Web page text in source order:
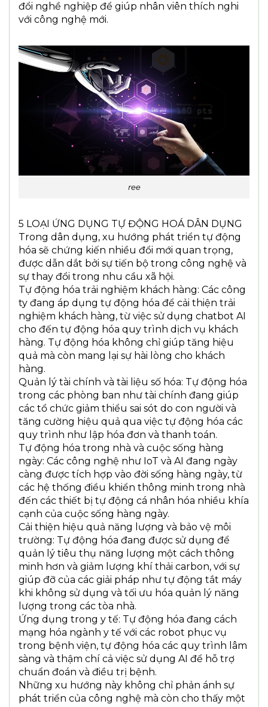
đổi nghề nghiệp để giúp nhân viên thích nghi
với công nghệ mới.
ree
5 LOẠI ỨNG DỤNG TỰ ĐỘNG HOÁ DÂN DỤNG
Trong dân dụng, xu hướng phát triển tự động
hóa sẽ chứng kiến nhiều đổi mới quan trọng,
được dẫn dắt bởi sự tiến bộ trong công nghệ và
sự thay đổi trong nhu cầu xã hội.
Tự động hóa trải nghiệm khách hàng: Các công
ty đang áp dụng tự động hóa để cải thiện trải
nghiệm khách hàng, từ việc sử dụng chatbot AI
cho đến tự động hóa quy trình dịch vụ khách
hàng. Tự động hóa không chỉ giúp tăng hiệu
quả mà còn mang lại sự hài lòng cho khách
hàng.
Quản lý tài chính và tài liệu số hóa: Tự động hóa
trong các phòng ban như tài chính đang giúp
các tổ chức giảm thiểu sai sót do con người và
tăng cường hiệu quả qua việc tự động hóa các
quy trình như lập hóa đơn và thanh toán.
Tự động hóa trong nhà và cuộc sống hàng
ngày: Các công nghệ như IoT và AI đang ngày
càng được tích hợp vào đời sống hàng ngày, từ
các hệ thống điều khiển thông minh trong nhà
đến các thiết bị tự động cá nhân hóa nhiều khía
cạnh của cuộc sống hàng ngày.
Cải thiện hiệu quả năng lượng và bảo vệ môi
trường: Tự động hóa đang được sử dụng để
quản lý tiêu thụ năng lượng một cách thông
minh hơn và giảm lượng khí thải carbon, với sự
giúp đỡ của các giải pháp như tự động tắt máy
khi không sử dụng và tối ưu hóa quản lý năng
lượng trong các tòa nhà.
Ứng dụng trong y tế: Tự động hóa đang cách
mạng hóa ngành y tế với các robot phục vụ
trong bệnh viện, tự động hóa các quy trình lâm
sàng và thậm chí cả việc sử dụng AI để hỗ trợ
chuẩn đoán và điều trị bệnh.
Những xu hướng này không chỉ phản ánh sự
phát triển của công nghệ mà còn cho thấy một